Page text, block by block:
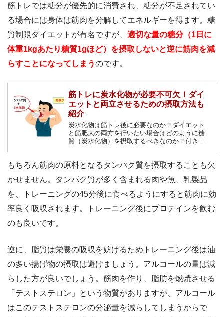
筋トレでは糖分が優先的に消費され、糖分が不足されてい
る場合には身体は筋肉を分解してエネルギーを得ます。糖
質制限ダイエットが有名ですが、 適切な量の糖分（1日に
体重1kgあたり糖質1gほど）を摂取しないと逆に筋肉を減
らすことになってしまうのです。
筋トレに炭水化物が必要不可欠！ダイ
エットと両立させるための摂取方法も
紹介
炭水化物は筋トレ後に必要なのか？ダイエット
と筋肥大の両方を行いたい場合はどのように糖
質（炭水化物）を摂取するべきなのか？付き合
もちろん筋肉の原料となるタンパク質を摂取することも欠
かせません。タンパク質が多く含まれる肉や魚、乳製品
を、トレーニングの45分後に食べるようにすると筋肉に効
率良く吸収されます。トレーニング後にプロテインを飲む
のも良いです。
逆に、脂質は栄養の吸収を妨げるためトレーニング後は油
の多い揚げ物の摂取は避けましょう。アルコールの量は減
らした方が良いでしょう。筋肉を作り、脂肪を燃焼させる
「テストステロン」という物質がありますが、アルコール
はこのテストステロンの分泌量を減らしてしまうからで